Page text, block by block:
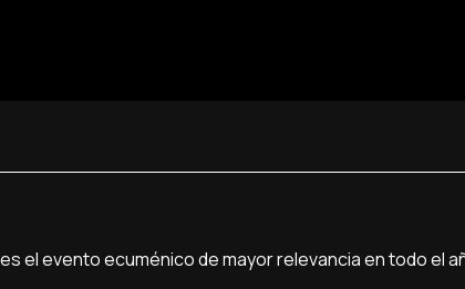
el evento ecuménico de mayor relevancia en todo el